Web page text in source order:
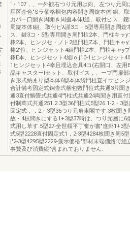
‘・107，、ー外観右つり元用は向、左つり元周
用区介色"Sラ価格梱包内容開き周錠本体l組、
力パ一口開き周開き周援本体l組、取付ピス、鑓
周錠本体l組、取付ピλ謹3コ・5型専用開き周錠
ス、鍵3コ・5型専用開き周門柱2本、門柱キャy
棒2本、ヒンジセ・ノト2組門柱Z本、門柱キャy
棒2'位、ヒンジセット4組門柱Z本、門柱キャy
棒E本、ヒンジセット4組lo.j10-1ヒンジセット4
1ヒンジセット4幸且埋込金具4コ(右開口、左用
品キャスターlセット、取付ピス，、ープ門扉
き形式納まり型本体6型本体袋門柱直イサヒン
合計備考固定式銅壷弐梱包数門位式共通3片聞
通3直付鯛畳式共通4門柱式共通24両聞き用直
付制葺式共通251.2.3型36門柱式5型26.1-2・3型
回定式，，2・3型36つり元肩車閣です.3枚聞き
故・4枝聞きにする1+3型37時は、つり元層に6
式用し草す.5型27-全世橿平丁奮が書"進卦1+3
式5型2228直付固定式1，2-3型4284枚聞き周5
j'2-3型4295型2229-褒示価格"部材末端価絡で組
事費及び消費縦"含まれておりません.